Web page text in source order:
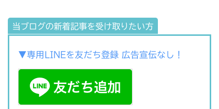
当ブログの新着記事を受け取りたい方
▼専用LINEを友だち登録 広告宣伝なし！